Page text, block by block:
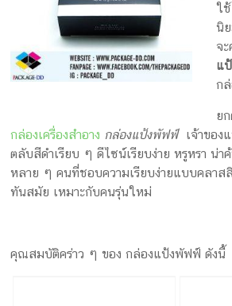
รับ
ทำ
เสริม
โรงงาน
ผลิต
กล่อง
ใ
นิ
จ
แ
ก
ย
กล่องเครื่องสำอาง กล่องแป้งพัฟฟ์เจ้าของแ
ตลับสีดำเรียบ ๆ ดีไซน์เรียบง่าย หรูหรา น่า
หลาย ๆ คนที่ชอบความเรียบง่ายแบบคลาส
ทันสมัย เหมาะกับคนรุ่นใหม่
คุณสมบัติคร่าว ๆ ของ กล่องแป้งพัฟฟ์ ดังนี้